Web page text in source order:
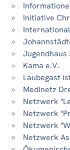
Initiative
Jugendhaus
Kama e.V.
Laubegast
Medinetz
Netzwerk
Netzwerk
Netzwerk
Netzwerk